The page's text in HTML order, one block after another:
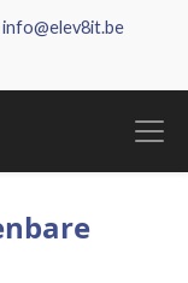
info@elev8it.be